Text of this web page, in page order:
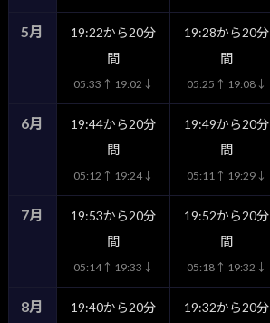
5月
19:22から20分
間
05:33↑ 19:02↓
19:28から20分
間
05:25↑ 19:08↓
6月
19:44から20分
間
05:12↑ 19:24↓
19:49から20分
間
05:11↑ 19:29↓
7月
19:53から20分
間
05:14↑ 19:33↓
19:52から20分
間
05:18↑ 19:32↓
8月
19:40から20分
19:32から20分